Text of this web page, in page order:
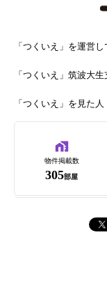
「つくいえ」を運営し
「つくいえ」筑波大
「つくいえ」を見た人
物件掲載数
305部屋